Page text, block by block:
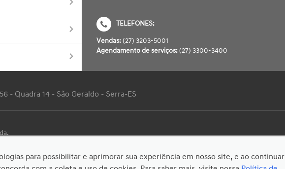
TELEFONES:
Vendas:(27) 3203-5001
Agendamento de serviços:(27) 3300-3400
- Quadra 14 - São Geraldo - Serra-ES
reservados.para possibilitar e aprimorar sua experiência em nosso site, e ao continuar